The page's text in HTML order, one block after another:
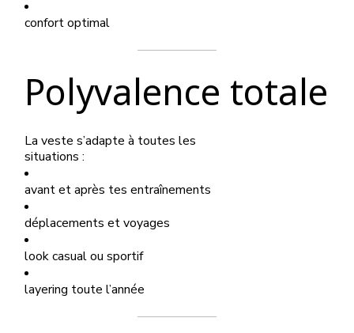
confort optimal
Polyvalence totale
La veste s’adapte à toutes les
situations :
avant et après tes entraînements
déplacements et voyages
look casual ou sportif
layering toute l’année